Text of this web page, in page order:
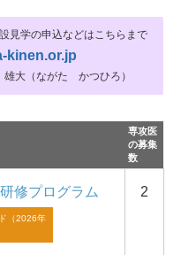
見学の申込などはこちらまで
kinen.or.jp
大（ながた かつひろ）
専攻医
の募集
数
修プログラム 2